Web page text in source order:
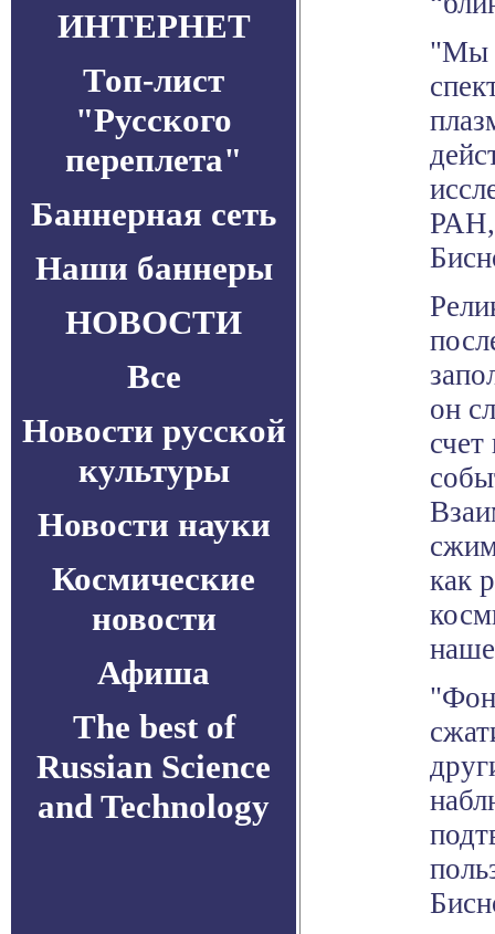
ИНТЕРНЕТ
Топ-лист
"Русского
переплета"
Баннерная сеть
Наши баннеры
НОВОСТИ
Все
Новости русской
культуры
Новости науки
Космические
новости
Афиша
The best of
Russian Science
and Technology
"Мы
он
счет
как